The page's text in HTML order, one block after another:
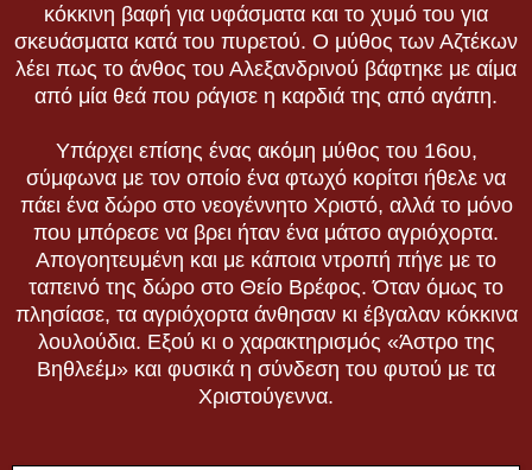
κόκκινη βαφή για υφάσματα και το χυμό του για
σκευάσματα κατά του πυρετού. Ο μύθος των Αζτέκων
λέει πως το άνθος του Αλεξανδρινού βάφτηκε με αίμα
από μία θεά που ράγισε η καρδιά της από αγάπη.
Υπάρχει επίσης ένας ακόμη μύθος του 16ου,
σύμφωνα με τον οποίο ένα φτωχό κορίτσι ήθελε να
πάει ένα δώρο στο νεογέννητο Χριστό, αλλά το μόνο
που μπόρεσε να βρει ήταν ένα μάτσο αγριόχορτα.
Απογοητευμένη και με κάποια ντροπή πήγε με το
ταπεινό της δώρο στο Θείο Βρέφος. Όταν όμως το
πλησίασε, τα αγριόχορτα άνθησαν κι έβγαλαν κόκκινα
λουλούδια. Εξού κι ο χαρακτηρισμός «Άστρο της
Βηθλεέμ» και φυσικά η σύνδεση του φυτού με τα
Χριστούγεννα.